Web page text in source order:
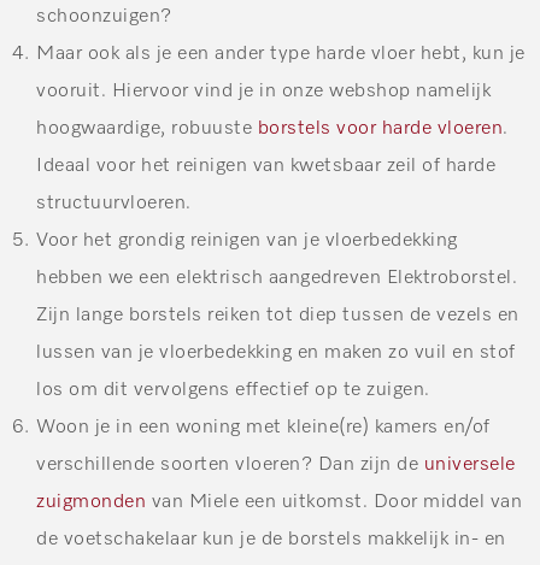
schoonzuigen?
Maar ook als je een ander type harde vloer hebt, kun je
vooruit. Hiervoor vind je in onze webshop namelijk
hoogwaardige, robuuste borstels voor harde vloeren.
Ideaal voor het reinigen van kwetsbaar zeil of harde
structuurvloeren.
Voor het grondig reinigen van je vloerbedekking
hebben we een elektrisch aangedreven Elektroborstel.
Zijn lange borstels reiken tot diep tussen de vezels en
lussen van je vloerbedekking en maken zo vuil en stof
los om dit vervolgens effectief op te zuigen.
Woon je in een woning met kleine(re) kamers en/of
verschillende soorten vloeren? Dan zijn de universele
zuigmonden van Miele een uitkomst. Door middel van
de voetschakelaar kun je de borstels makkelijk in- en